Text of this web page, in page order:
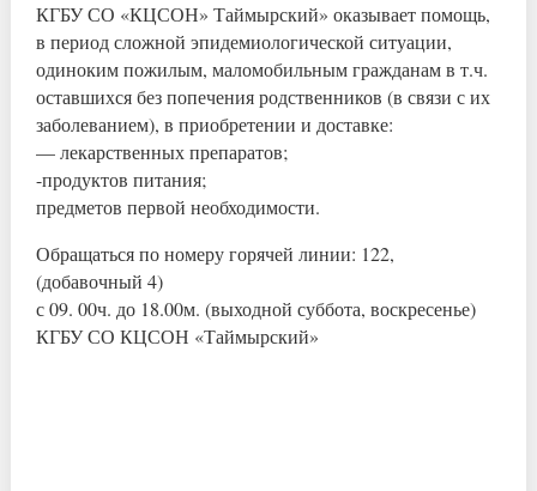
КГБУ СО «КЦСОН» Таймырский» оказывает помощь,
в период сложной эпидемиологической ситуации,
одиноким пожилым, маломобильным гражданам в т.ч.
оставшихся без попечения родственников (в связи с их
заболеванием), в приобретении и доставке:
— лекарственных препаратов;
-продуктов питания;
предметов первой необходимости.
Обращаться по номеру горячей линии: 122,
(добавочный 4)
с 09. 00ч. до 18.00м. (выходной суббота, воскресенье)
КГБУ СО КЦСОН «Таймырский»